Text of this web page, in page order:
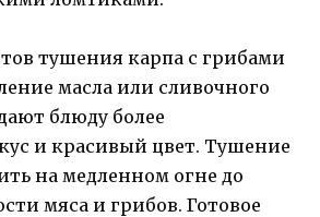
тушения карпа с грибами
масла или сливочного
блюду более
и красивый цвет. Тушение
на медленном огне до
мяса и грибов. Готовое